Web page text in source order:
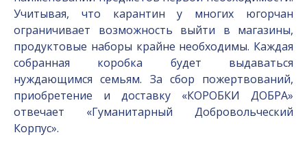
Учитывая, что карантин у многих югорчан
ограничивает возможность выйти в магазины,
продуктовые наборы крайне необходимы. Каждая
собранная коробка будет выдаваться
нуждающимся семьям. За сбор пожертвований,
приобретение и доставку «КОРОБКИ ДОБРА»
отвечает «Гуманитарный Добровольческий
Корпус».